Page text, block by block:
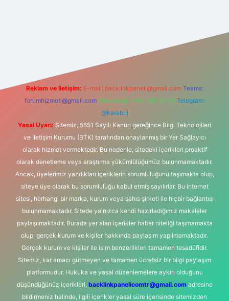
Reklam ve İletişim: E-mail: backlinkpaneli@gmail.com Teams:
forumhizmeti@gmail.com Whatsapp: 0262 606 0 726 Telegram:
@karabul
Yasal Uyarı: Sitemiz, 5651 Sayılı Kanun gereğince Bilgi Teknolojileri
ve İletişim Kurumu (BTK) tarafından onaylanmış bir Yer Sağlayıcı
olarak hizmet vermektedir. Bu nedenle, sitedeki içerikleri proaktif
olarak denetleme veya araştırma yükümlülüğümüz bulunmamaktadır.
Ancak, üyelerimiz yazdıkları içeriklerin sorumluluğunu taşımakta olup,
siteye üye olarak bu sorumluluğu kabul etmiş sayılırlar. Bu internet
sitesi, herhangi bir marka, kurum veya şahıs şirketi ile hiçbir bağlantısı
bulunmamaktadır. Sitede yalnızca kendi hazırladığımız makaleler
paylaşılmaktadır. Burada yer alan içerikler haber niteliği taşımamakta
olup, gerçek kurum ve kişiler hakkında paylaşım yapılmamaktadır.
Gerçek kurum ve kişiler ile isim benzerlikleri tamamen tesadüfidir.
Sitemiz, kar amacı gütmeyen ve tamamen ücretsiz bir bilgi paylaşım
platformudur. Hukuka ve yasal düzenlemelere aykırı olduğunu
düşündüğünüz içerikleri, backlinkpanelicomtr@gmail.comadresine
bildirmeniz halinde, ilgili içerikler yasal süre içerisinde sitemizden